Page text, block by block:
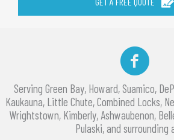
Facebook
Serving Green Bay, Howard, Suamico,
Kaukauna, Little Chute, Combined Locks,
Wrightstown, Kimberly, Ashwaubenon,
Pulaski, and surrounding